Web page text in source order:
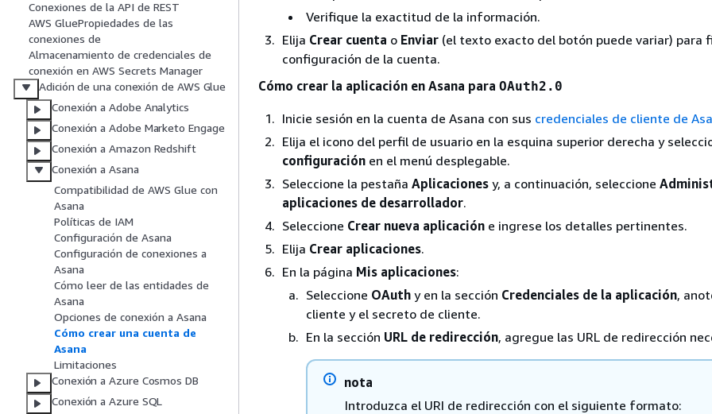
Conexiones de la API de REST
AWS GluePropiedades de las
conexiones de
Almacenamiento de credenciales de
conexión en AWS Secrets Manager
Adición de una conexión de AWS Glue
Conexión a Adobe Analytics
Conexión a Adobe Marketo Engage
Conexión a Amazon Redshift
Conexión a Asana
Compatibilidad de AWS Glue con
Asana
Políticas de IAM
Configuración de Asana
Configuración de conexiones a
Asana
Cómo leer de las entidades de
Asana
Opciones de conexión a Asana
Cómo crear una cuenta de
Asana
Limitaciones
Conexión a Azure Cosmos DB
Conexión a Azure SQL
Verifique la exactitud de la información.
Elija Crear cuenta o Enviar (el texto exacto del botón puede variar) para
configuración de la cuenta.
Cómo crear la aplicación en Asana para OAuth2.0
Inicie sesión en la cuenta de Asana con sus credenciales de cliente de
Elija el icono del perfil de usuario en la esquina superior derecha y
configuración en el menú desplegable.
Seleccione la pestaña Aplicaciones y, a continuación, seleccione
aplicaciones de desarrollador.
Seleccione Crear nueva aplicación e ingrese los detalles pertinentes.
Elija Crear aplicaciones.
En la página Mis aplicaciones:
Seleccione OAuth y en la sección Credenciales de la aplicación,
cliente y el secreto de cliente.
En la sección URL de redirección, agregue las URL de redirección
nota
Introduzca el URI de redirección con el siguiente formato: